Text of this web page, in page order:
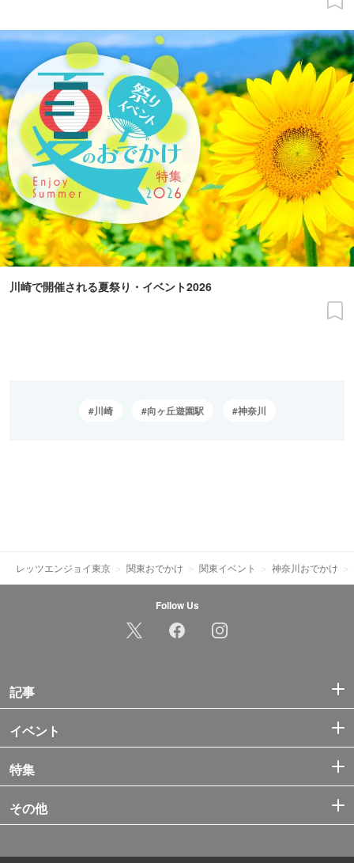
川崎で開催される夏祭り・イベント2026
川崎 向ヶ丘遊園駅 神奈川
レッツエンジョイ東京 関東おでかけ 関東イベント 神奈川おでかけ
Follow Us
記事
イベント
特集
その他